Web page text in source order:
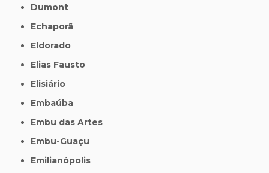
Dumont
Echaporã
Eldorado
Elias Fausto
Elisiário
Embaúba
Embu das Artes
Embu-Guaçu
Emilianópolis